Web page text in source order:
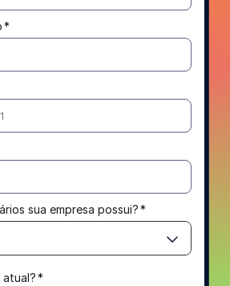
*
sua empresa possui?*
atual?*